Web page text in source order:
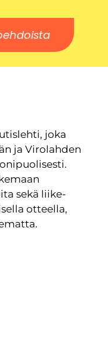
joka
ja Virolahden
sekä liike-
otteella,